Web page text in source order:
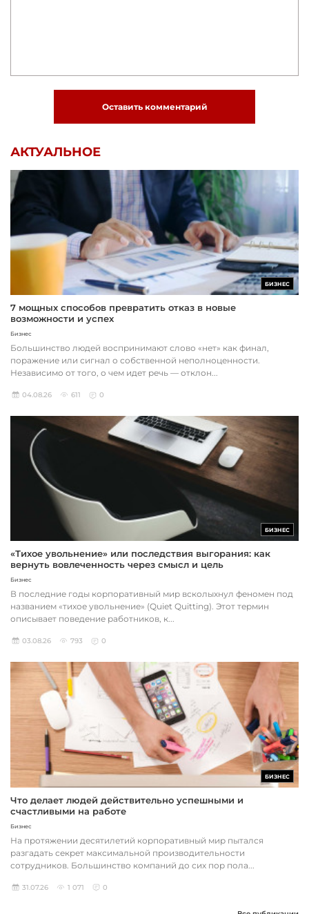
Оставить комментарий
АКТУАЛЬНОЕ
БИЗНЕС
7 мощных способов превратить отказ в новые
возможности и успех
Бизнес
Большинство людей воспринимают слово «нет» как финал,
поражение или сигнал о собственной неполноценности.
Независимо от того, о чем идет речь — отклон...
04.08.26 611 0
БИЗНЕС
«Тихое увольнение» или последствия выгорания: как
вернуть вовлеченность через смысл и цель
Бизнес
В последние годы корпоративный мир всколыхнул феномен под
названием «тихое увольнение» (Quiet Quitting). Этот термин
описывает поведение работников, к...
03.08.26 793 0
БИЗНЕС
Что делает людей действительно успешными и
счастливыми на работе
Бизнес
На протяжении десятилетий корпоративный мир пытался
разгадать секрет максимальной производительности
сотрудников. Большинство компаний до сих пор пола...
31.07.26 1 071 0